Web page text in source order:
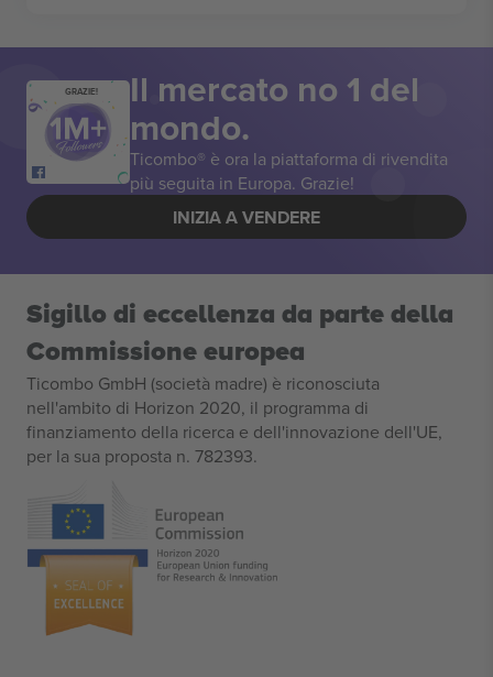
GRAZIE! Il mercato no 1 del
mondo.
Ticombo® è ora la piattaforma di rivendita
più seguita in Europa. Grazie!
INIZIA A VENDERE
Sigillo di eccellenza da parte della
Commissione europea
Ticombo GmbH (società madre) è riconosciuta
nell'ambito di Horizon 2020, il programma di
finanziamento della ricerca e dell'innovazione dell'UE,
per la sua proposta n. 782393.